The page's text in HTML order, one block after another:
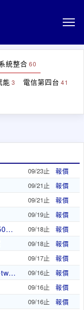
統整合 60
能 3 電信第四台 41
09/23止 報價
09/21止 報價
09/21止 報價
09/19止 報價
我們想確認關於手環式掃描器DK-3650的相關資.. 09/18止 報價
09/18止 報價
09/17止 報價
09/16止 報價
09/16止 報價
09/16止 報價